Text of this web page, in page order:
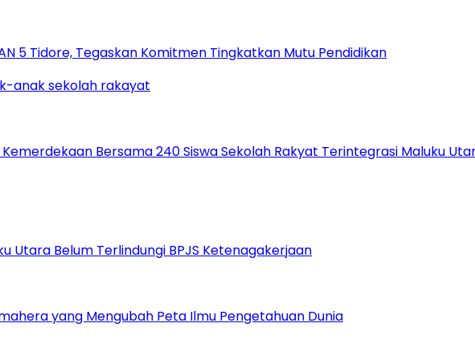
5 Tidore, Tegaskan Komitmen Tingkatkan Mutu Pendidikan
Bersama 240 Siswa Sekolah Rakyat Terintegrasi Maluku
Utara Belum Terlindungi BPJS Ketenagakerjaan
yang Mengubah Peta Ilmu Pengetahuan Dunia